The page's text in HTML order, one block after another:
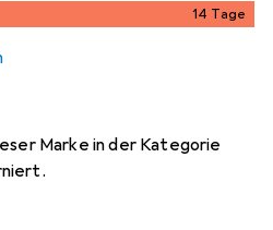
14 Tage
Marke in der Kategorie